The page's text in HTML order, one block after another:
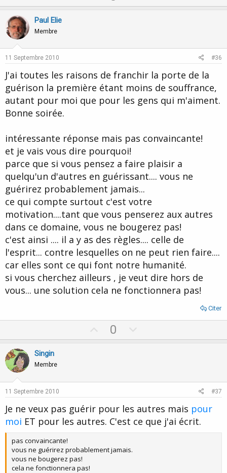
p
t
o
v
t
e
Paul Elie
Membre
11 Septembre 2010 #36
J'ai toutes les raisons de franchir la porte de la
guérison la première étant moins de souffrance,
autant pour moi que pour les gens qui m'aiment.
Bonne soirée.
intéressante réponse mais pas convaincante!
et je vais vous dire pourquoi!
parce que si vous pensez a faire plaisir a
quelqu'un d'autres en guérissant.... vous ne
guérirez probablement jamais...
ce qui compte surtout c'est votre
motivation....tant que vous penserez aux autres
dans ce domaine, vous ne bougerez pas!
c'est ainsi .... il a y as des règles.... celle de
l'esprit... contre lesquelles on ne peut rien faire....
car elles sont ce qui font notre humanité.
si vous cherchez ailleurs , je veut dire hors de
vous... une solution cela ne fonctionnera pas!
Citer
p
0
o
e
Singin
Membre
11 Septembre 2010 #37
Je ne veux pas guérir pour les autres mais pour
moi ET pour les autres. C'est ce que j'ai écrit.
pas convaincante!
vous ne guérirez probablement jamais.
vous ne bougerez pas!
cela ne fonctionnera pas!